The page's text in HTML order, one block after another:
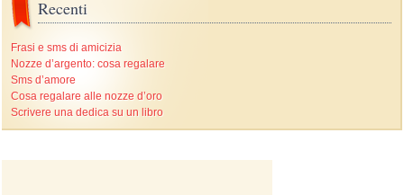
Recenti
Frasi e sms di amicizia
Nozze d’argento: cosa regalare
Sms d’amore
Cosa regalare alle nozze d’oro
Scrivere una dedica su un libro